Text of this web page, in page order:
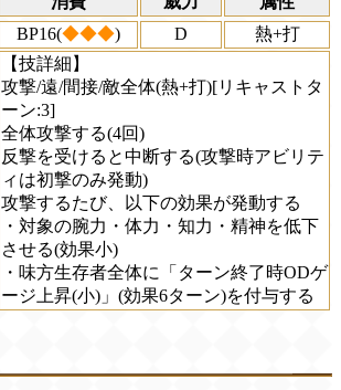
BP16(◆◆◆) D
熱+打
【技詳細】
攻撃/遠/間接/敵全体(熱+打)[リキャストタ
ーン:3]
全体攻撃する(4回)
反撃を受けると中断する(攻撃時アビリテ
ィは初撃のみ発動)
攻撃するたび、以下の効果が発動する
・対象の腕力・体力・知力・精神を低下
させる(効果小)
・味方生存者全体に「ターン終了時ODゲ
ージ上昇(小)」(効果6ターン)を付与する